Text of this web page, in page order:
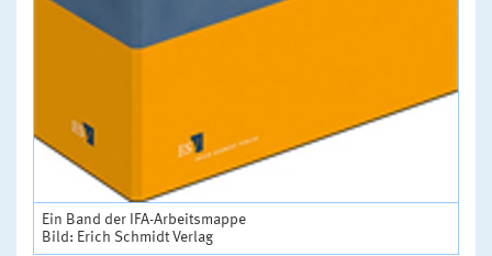
Ein Band der IFA-Arbeitsmappe
Bild: Erich Schmidt Verlag